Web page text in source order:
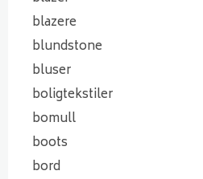
blazere
blundstone
bluser
boligtekstiler
bomull
boots
bord